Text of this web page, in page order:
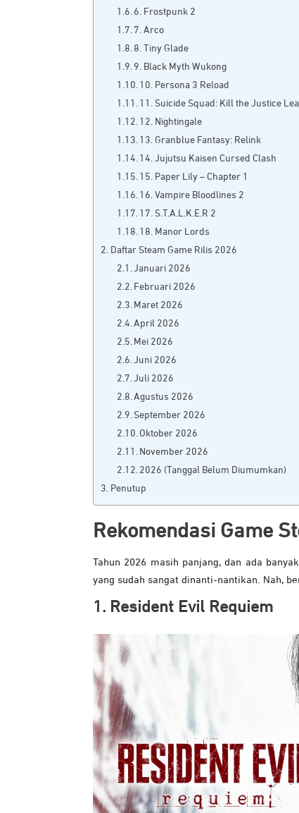
6. Frostpunk 2
7. Arco
8. Tiny Glade
9. Black Myth Wukong
10. Persona 3 Reload
11. Suicide Squad: Kill the Justice
12. Nightingale
13. Granblue Fantasy: Relink
14. Jujutsu Kaisen Cursed Clash
15. Paper Lily – Chapter 1
16. Vampire Bloodlines 2
17. S.T.A.L.K.E.R 2
18. Manor Lords
Daftar Steam Game Rilis 2026
Januari 2026
Februari 2026
Maret 2026
April 2026
Mei 2026
Juni 2026
Juli 2026
Agustus 2026
September 2026
Oktober 2026
November 2026
2026 (Tanggal Belum Diumumkan)
Penutup
Rekomendasi Game
Tahun 2026 masih panjang, dan ada
yang sudah sangat dinanti-nantikan. Nah,
1. Resident Evil Requiem